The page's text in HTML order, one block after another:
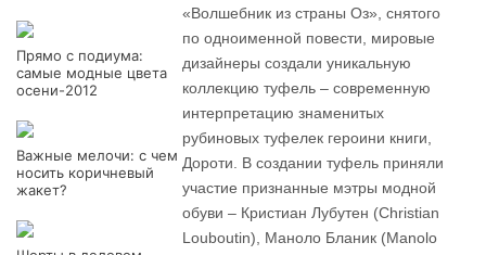
Прямо с подиума:
самые модные цвета
осени-2012
Важные мелочи: с чем
носить коричневый
жакет?
«Волшебник из страны Оз», снятого
по одноименной повести, мировые
дизайнеры создали уникальную
коллекцию туфель – современную
интерпретацию знаменитых
рубиновых туфелек героини книги,
Дороти. В создании туфель приняли
участие признанные мэтры модной
обуви – Кристиан Лубутен (Christian
Louboutin), Маноло Бланик (Manolo